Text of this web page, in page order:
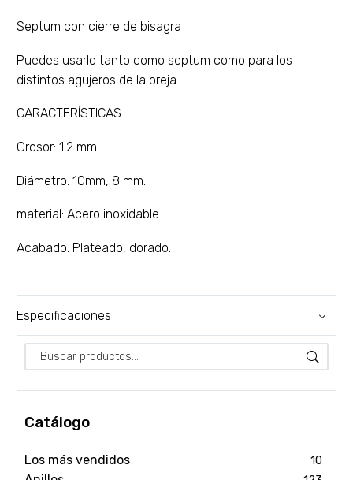
Catálogo
Los más vendidos 10
Septum con cierre de bisagra
Puedes usarlo tanto como septum como para los
distintos agujeros de la oreja.
CARACTERÍSTICAS
Grosor: 1.2 mm
Diámetro: 10mm, 8 mm.
material: Acero inoxidable.
Acabado: Plateado, dorado.
Especificaciones